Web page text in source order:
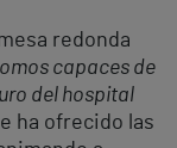
redonda
capaces de
del hospital
ha ofrecido las